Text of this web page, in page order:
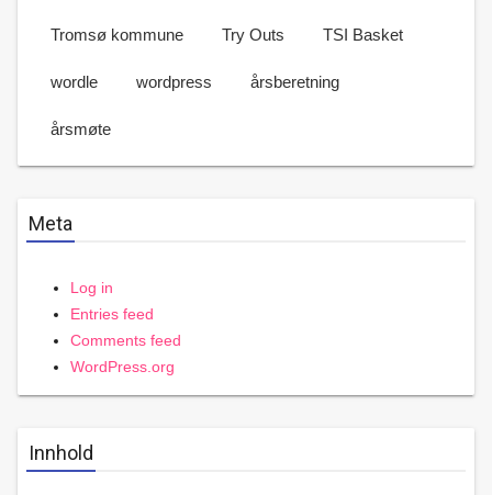
Tromsø kommune Try Outs TSI Basket
wordle wordpress årsberetning
årsmøte
Meta
Log in
Entries feed
Comments feed
WordPress.org
Innhold